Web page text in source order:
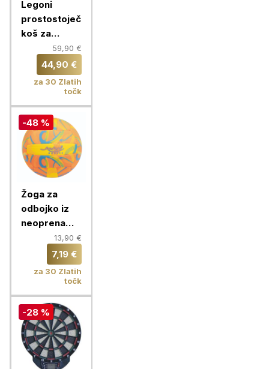
Legoni
prostostoječi
koš za
košarko
Home
Basket 200
59,90 €
44,90 €
za 30 Zlatih
točk
-48 %
Žoga za
odbojko iz
neoprena
vel.220 mm,
13,90 €
7,19 €
za 30 Zlatih
točk
-28 %